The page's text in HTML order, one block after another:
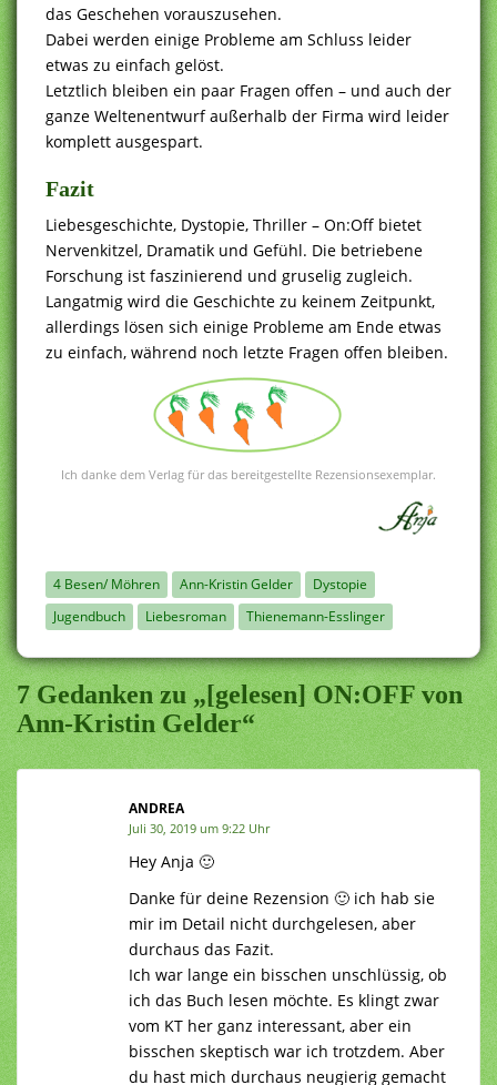
das Geschehen vorauszusehen.
Dabei werden einige Probleme am Schluss leider
etwas zu einfach gelöst.
Letztlich bleiben ein paar Fragen offen – und auch der
ganze Weltenentwurf außerhalb der Firma wird leider
komplett ausgespart.
Fazit
Liebesgeschichte, Dystopie, Thriller – On:Off bietet
Nervenkitzel, Dramatik und Gefühl. Die betriebene
Forschung ist faszinierend und gruselig zugleich.
Langatmig wird die Geschichte zu keinem Zeitpunkt,
allerdings lösen sich einige Probleme am Ende etwas
zu einfach, während noch letzte Fragen offen bleiben.
Ich danke dem Verlag für das bereitgestellte Rezensionsexemplar.
4 Besen/ Möhren Ann-Kristin Gelder
Dystopie
Jugendbuch
Liebesroman Thienemann-Esslinger
7 Gedanken zu „[gelesen] ON:OFF von
Ann-Kristin Gelder“
ANDREA
Juli 30, 2019 um 9:22 Uhr
Hey Anja 🙂
Danke für deine Rezension 🙂 ich hab sie
mir im Detail nicht durchgelesen, aber
durchaus das Fazit.
Ich war lange ein bisschen unschlüssig, ob
ich das Buch lesen möchte. Es klingt zwar
vom KT her ganz interessant, aber ein
bisschen skeptisch war ich trotzdem. Aber
du hast mich durchaus neugierig gemacht